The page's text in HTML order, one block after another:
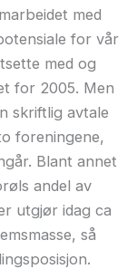
med
for vår
med og
for 2005. Men
skriftlig avtale
foreningene,
Blant annet
andel av
utgjør idag ca
så